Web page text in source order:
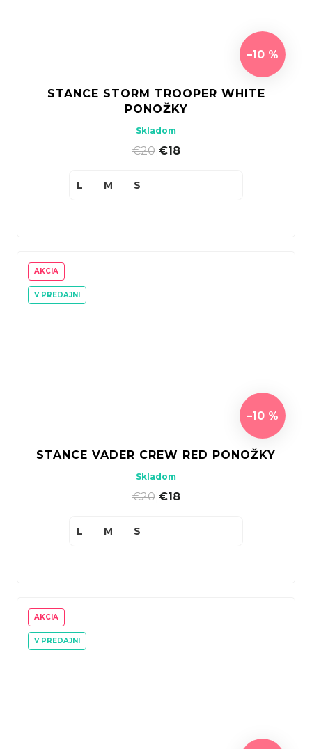
–10 %
STANCE STORM TROOPER WHITE
PONOŽKY
Skladom
€20| €18
L M S
AKCIA
V PREDAJNI
–10 %
STANCE VADER CREW RED PONOŽKY
Skladom
€20| €18
L M S
AKCIA
V PREDAJNI